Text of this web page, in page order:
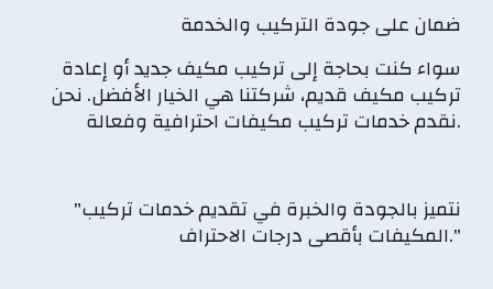
ضمان على جودة التركيب والخدمة
سواء كنت بحاجة إلى تركيب مكيف جديد أو إعادة
تركيب مكيف قديم، شركتنا هي الخيار الأفضل. نحن
نقدم خدمات تركيب مكيفات احترافية وفعالة.
"نتميز بالجودة والخبرة في تقديم خدمات تركيب
المكيفات بأقصى درجات الاحتراف."